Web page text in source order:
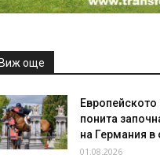
още
Европейското
понита
на Германия в
01.08.2026